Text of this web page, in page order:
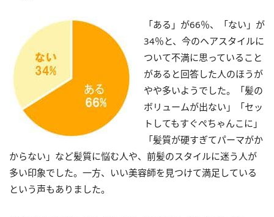
「ある」が66％、「ない」が
34％と、今のヘアスタイルに
ついて不満に思っていること
があると回答した人のほうが
やや多いようでした。「髪の
ボリュームが出ない」「セッ
トしてもすぐぺちゃんこに」
「髪質が硬すぎてパーマがか
からない」など髪質に悩む人や、前髪のスタイルに迷う人が
多い印象でした。一方、いい美容師を見つけて満足している
という声もありました。